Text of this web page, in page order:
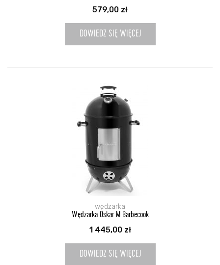
579,00 zł
DOWIEDZ SIĘ WIĘCEJ
wędzarka
Wędzarka Oskar M Barbecook
1 445,00 zł
DOWIEDZ SIĘ WIĘCEJ